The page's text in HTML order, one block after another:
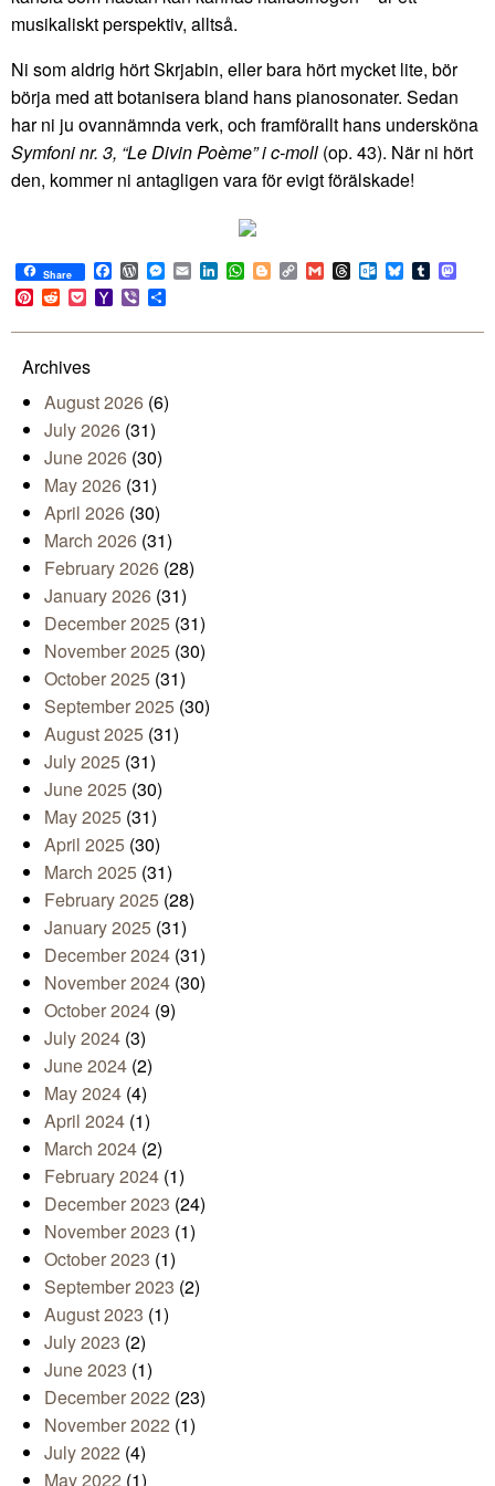
musikaliskt perspektiv, alltså.
Ni som aldrig hört Skrjabin, eller bara hört mycket lite, bör
börja med att botanisera bland hans pianosonater. Sedan
har ni ju ovannämnda verk, och framförallt hans undersköna
Symfoni nr. 3, “Le Divin Poème” i c-moll (op. 43). När ni hört
den, kommer ni antagligen vara för evigt förälskade!
Share Facebook
WordPress
Messenger
EmailLinkedIn
WhatsApp
BloggerCopy
Link
GmailThreadsOutlook.com
BlueskyTumblr
Pinterest
RedditPocketYahoo
Mail
Viber
Archives
August 2026 (6)
July 2026 (31)
June 2026 (30)
May 2026 (31)
April 2026 (30)
March 2026 (31)
February 2026 (28)
January 2026 (31)
December 2025 (31)
November 2025 (30)
October 2025 (31)
September 2025 (30)
August 2025 (31)
July 2025 (31)
June 2025 (30)
May 2025 (31)
April 2025 (30)
March 2025 (31)
February 2025 (28)
January 2025 (31)
December 2024 (31)
November 2024 (30)
October 2024 (9)
July 2024 (3)
June 2024 (2)
May 2024 (4)
April 2024 (1)
March 2024 (2)
February 2024 (1)
December 2023 (24)
November 2023 (1)
October 2023 (1)
September 2023 (2)
August 2023 (1)
July 2023 (2)
June 2023 (1)
December 2022 (23)
November 2022 (1)
July 2022 (4)
May 2022 (1)